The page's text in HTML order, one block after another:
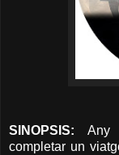
SINOPSIS: Any
completar un